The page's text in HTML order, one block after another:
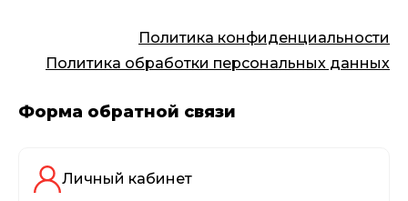
Политика конфиденциальности
Политика обработки персональных данных
Форма обратной связи
Личный кабинет